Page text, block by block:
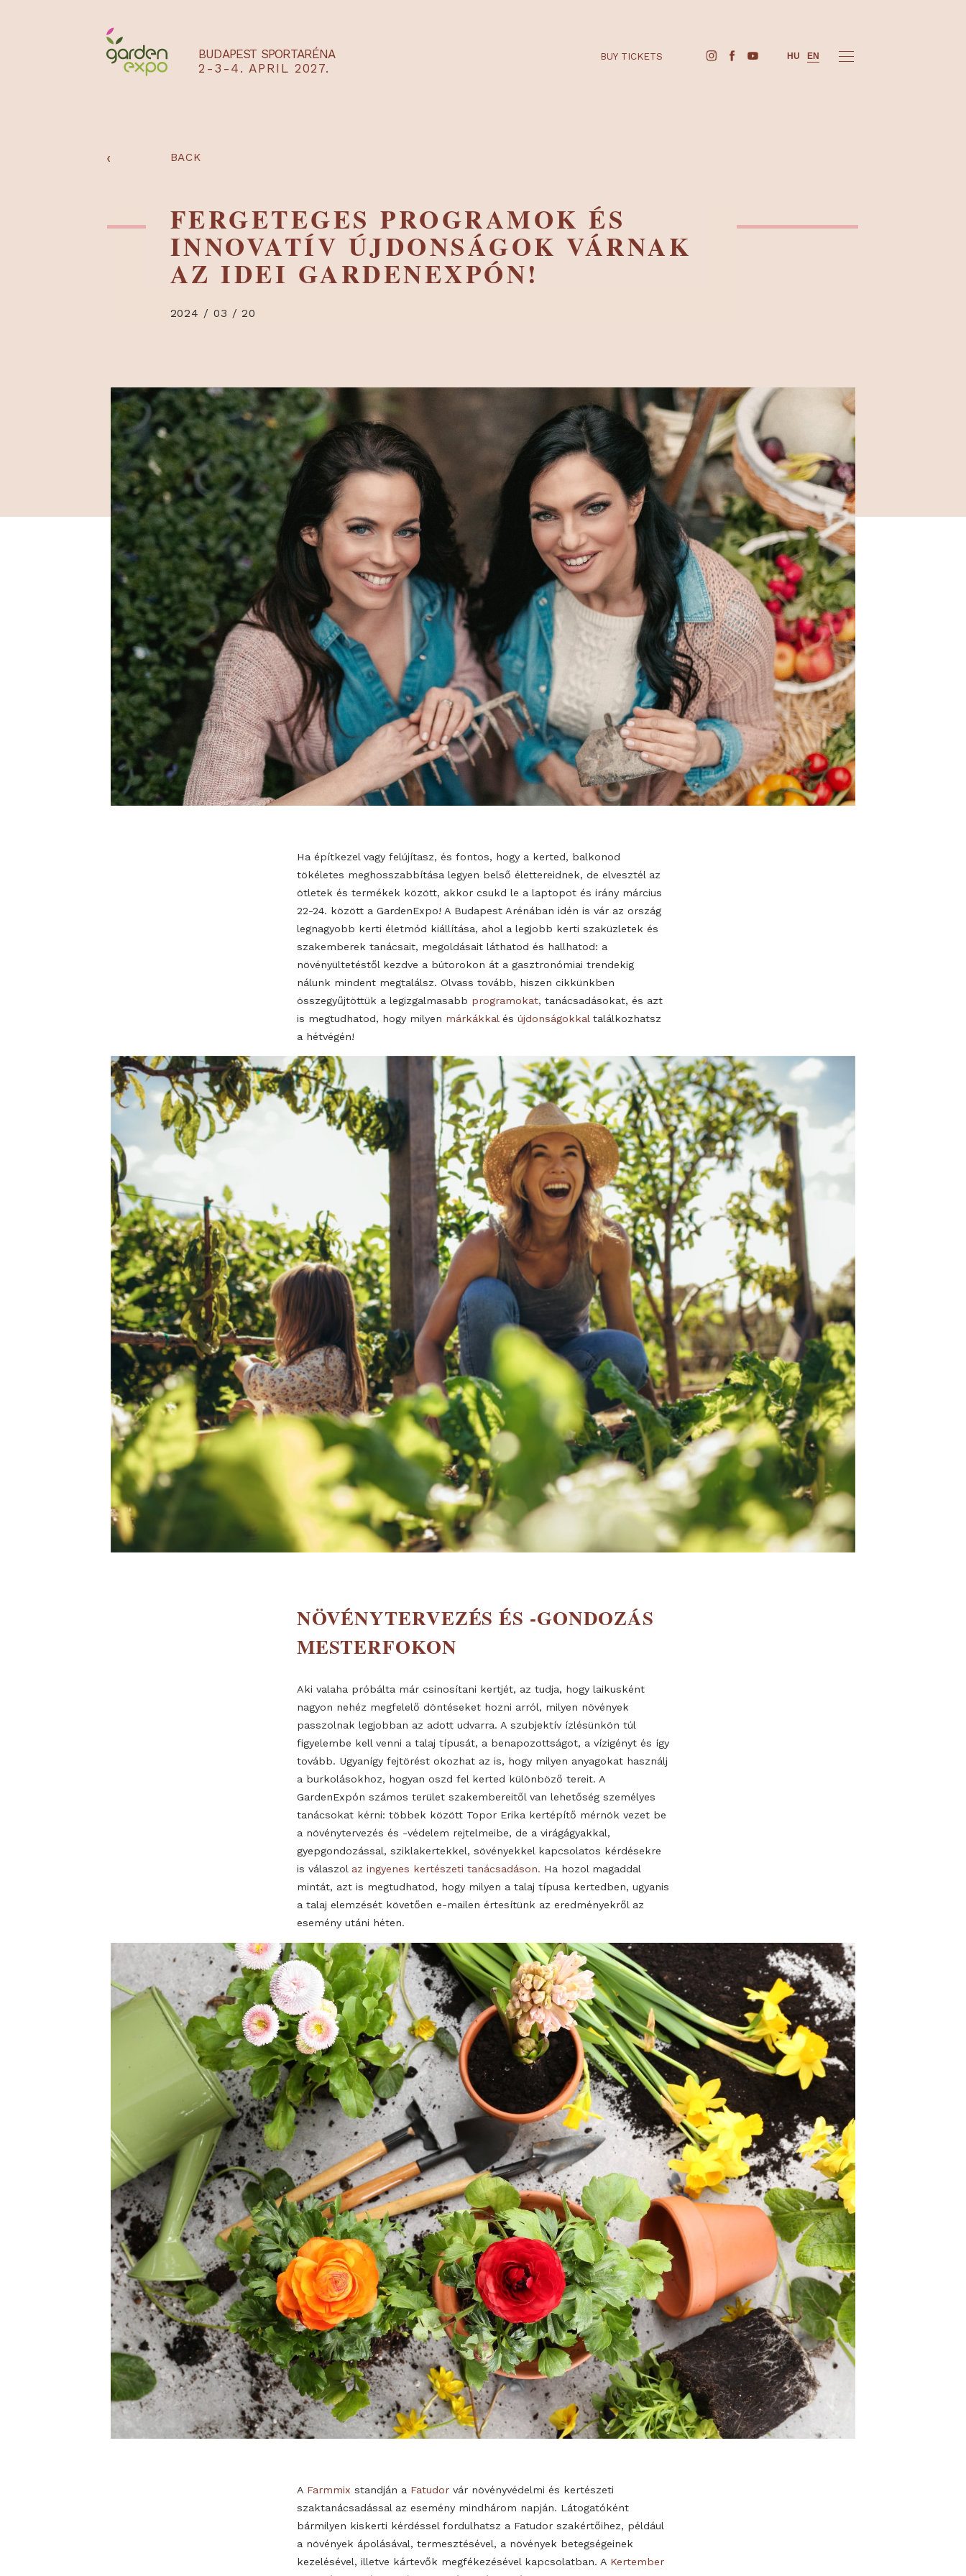
BUDAPEST SPORTARÉNA
2-3-4. APRIL 2027.
BUY TICKETS
FERGETEGES PROGRAMOK ÉS
INNOVATÍV ÚJDONSÁGOK VÁRNAK
AZ IDEI GARDENEXPÓN!
Ha építkezel vagy felújítasz, és fontos, hogy a kerted, balkonod
tökéletes meghosszabbítása legyen belső élettereidnek, de elvesztél az
ötletek és termékek között, akkor csukd le a laptopot és irány március
22-24. között a GardenExpo! A Budapest Arénában idén is vár az ország
legnagyobb kerti életmód kiállítása, ahol a legjobb kerti szaküzletek és
növényültetéstől kezdve a bútorokon át a gasztronómiai trendekig
nálunk mindent megtalálsz. Olvass tovább, hiszen cikkünkben
összegyűjtöttük a legizgalmasabb programokat,tanácsadásokat, és azt
is megtudhatod, hogy milyenmárkákkalés újdonságokkaltalálkozhatsz
a hétvégén!
NÖVÉNYTERVEZÉS ÉS -GONDOZÁS
MESTERFOKON
Aki valaha próbálta már csinosítani kertjét, az tudja, hogy laikusként
nagyon nehéz megfelelő döntéseket hozni arról, milyen növények
passzolnak legjobban az adott udvarra. A szubjektív ízlésünkön túl
tovább. Ugyanígy fejtörést okozhat az is, hogy milyen anyagokat használj
a burkolásokhoz, hogyan oszd fel kerted különböző tereit. A
GardenExpón számos terület szakembereitől van lehetőség személyes
tanácsokat kérni: többek között Topor Erika kertépítő mérnök vezet be
a növénytervezés és -védelem rejtelmeibe, de a virágágyakkal,
gyepgondozással, sziklakertekkel, sövényekkel kapcsolatos kérdésekre
is válaszolaz ingyenes kertészeti tanácsadáson.Ha hozol magaddal
mintát, azt is megtudhatod, hogy milyen a talaj típusa kertedben, ugyanis
a talaj elemzését követően e-mailen értesítünk az eredményekről az
esemény utáni héten.